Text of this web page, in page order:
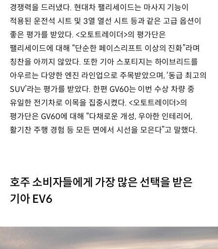
경쟁력을 드러냈다. 현대차 팰리세이드는 마사지 기능이
적용된 운전석 시트 및 3열 열선 시트 등과 같은 고급 옵션이
좋은 평가를 받았다. <오토트레이더>의 평가단은
팰리세이드에 대해 “단순한 페이스리프트 이상의 진화”라며
칭찬을 아끼지 않았다. 또한 기아 스포티지는 하이브리드를
아우르는 다양한 엔진 라인업으로 주목받았으며, ‘동급 최고의
SUV’라는 평가를 받았다. 한편 GV60는 이번 수상 차량 중
유일한 전기차로 이목을 집중시켰다. <오토트레이더>의
평가단은 GV60에 대해 “다채로운 개성, 우아한 인테리어,
활기찬 주행 경험 등 모든 면에서 시선을 모은다”고 말했다.
호주 소비자들에게 가장 많은 선택을 받은
기아 EV6